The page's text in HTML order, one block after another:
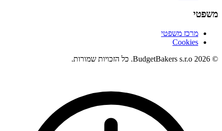
משפטי
מרכז משפטי
Cookies
© 2026 BudgetBakers s.r.o. כל הזכויות שמורות.